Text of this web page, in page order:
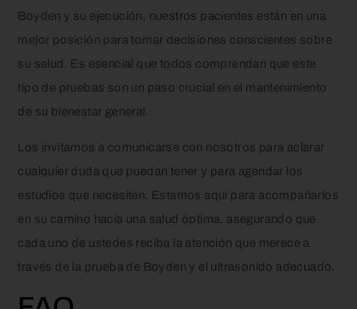
Boyden y su ejecución, nuestros pacientes están en una
mejor posición para tomar decisiones conscientes sobre
su salud. Es esencial que todos comprendan que este
tipo de pruebas son un paso crucial en el mantenimiento
de su bienestar general.
Los invitamos a comunicarse con nosotros para aclarar
cualquier duda que puedan tener y para agendar los
estudios que necesiten. Estamos aquí para acompañarlos
en su camino hacia una salud óptima, asegurando que
cada uno de ustedes reciba la atención que merece a
través de la prueba de Boyden y el ultrasonido adecuado.